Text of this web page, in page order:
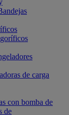
de carga
con bomba de
de